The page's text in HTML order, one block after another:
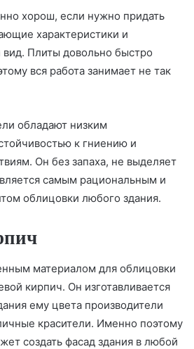
хорош, если нужно придать
характеристики и
Плиты довольно быстро
вся работа занимает не так
обладают низким
к гниению и
Он без запаха, не выделяет
самым рациональным и
облицовки любого здания.
материалом для облицовки
кирпич. Он изготавливается
ему цвета производители
красители. Именно поэтому
создать фасад здания в любой